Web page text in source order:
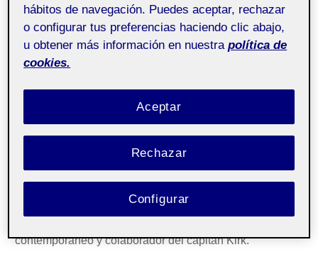
internacional que llevó a rodar seis filmes relacionados
con la serie y a escribir novelas derivadas y otras formas
de fan fictioncreadas por los seguidores de la serie
original.
una serie de nuevas exploraciones espaciales
ambientadas en el sigloXXIVcomoThe Next Generation
(con el capitán Picard) oVoyager(con la capitana
Janeway), así como las precuelas de los siglosXXIIy
XXIII
los capitanes Lorca o Pike) y, de emisión reciente, la
contemporáneo y colaborador del capitán Kirk.
hábitos de navegación. Puedes aceptar, rechazar
o configurar tus preferencias haciendo clic abajo,
u obtener más información en nuestra política de
cookies.
Rechazar
Aceptar
Configurar